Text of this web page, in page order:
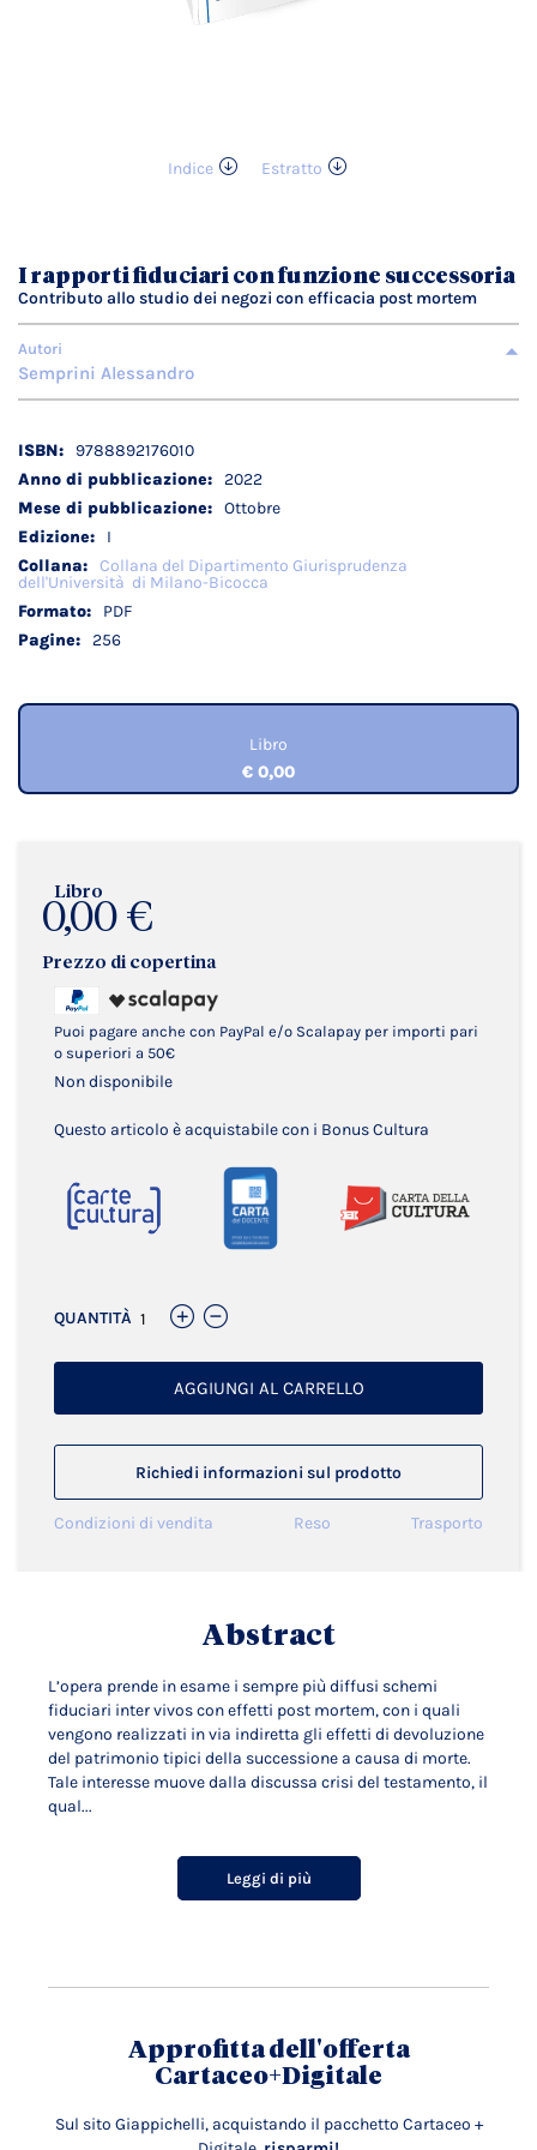
Indice
Estratto
galleria
di
immagini
Libro
0,00 €
Prezzo di copertina
Puoi pagare anche con PayPal e/o Scalapay per importi pari
o superiori a 50€
Non disponibile
Questo articolo è acquistabile con i Bonus Cultura
QUANTITÀ
AGGIUNGI AL CARRELLO
Richiedi informazioni sul prodotto
Condizioni di vendita Reso Trasporto
I rapporti fiduciari con funzione successoria
Contributo allo studio dei negozi con efficacia post mortem
Autori
Semprini Alessandro
Dettagli
tecnici
9788892176010
2022
Ottobre
I
Collana del Dipartimento Giurisprudenza
dell'Università di Milano-Bicocca
PDF
256
Libro
€ 0,00
Abstract
L’opera prende in esame i sempre più diffusi schemi
fiduciari inter vivos con effetti post mortem, con i quali
vengono realizzati in via indiretta gli effetti di devoluzione
del patrimonio tipici della successione a causa di morte.
Tale interesse muove dalla discussa crisi del testamento, il
qual...
Leggi di più
Approfitta dell'offerta
Cartaceo+Digitale
Sul sito Giappichelli, acquistando il pacchetto Cartaceo +